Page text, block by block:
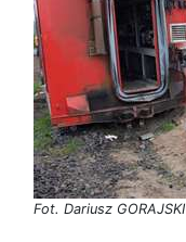
Fot. Dariusz GORAJSKI